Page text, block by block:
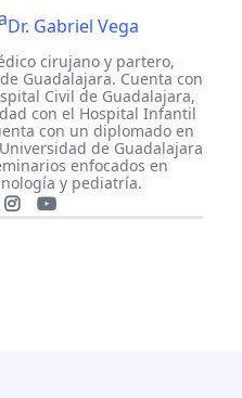
Dr. Gabriel Vega
cirujano y partero,
Guadalajara. Cuenta con
Civil de Guadalajara,
con el Hospital Infantil
con un diplomado en
de Guadalajara
enfocados en
y pediatría.